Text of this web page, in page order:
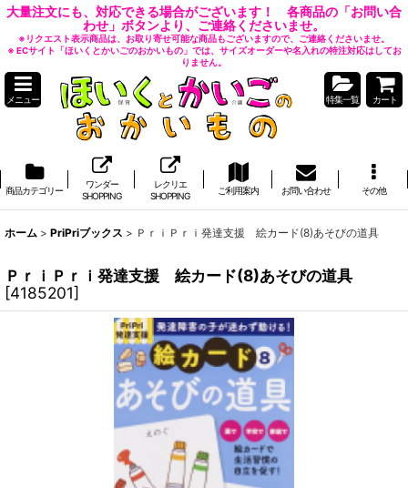
大量注文にも、対応できる場合がございます！ 各商品の「お問い合
わせ」ボタンより、ご連絡くださいませ。
※リクエスト表示商品は、お取り寄せ可能な商品もございますので、ご連絡くださいませ。
※ ECサイト「ほいくとかいごのおかいもの」では、サイズオーダーや名入れの特注対応はしてお
りません。
メニュー 特集一覧 カート
商品カテゴリー
ワンダー
SHOPPING
レクリエ
SHOPPING
ご利用案内 お問い合わせ その他
ホーム > PriPriブックス > ＰｒｉＰｒｉ発達支援 絵カード(8)あそびの道具
ＰｒｉＰｒｉ発達支援 絵カード(8)あそびの道具
[4185201]